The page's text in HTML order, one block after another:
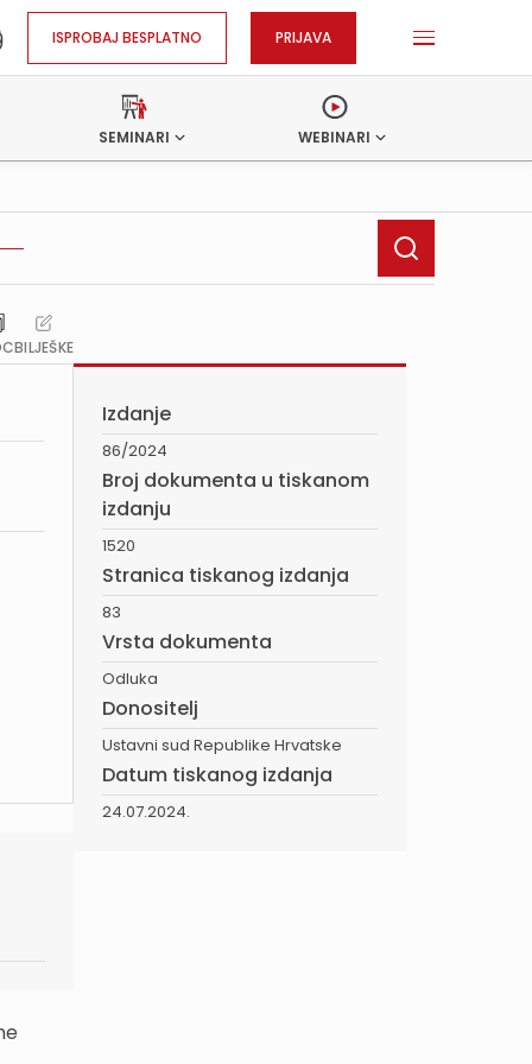
ISPROBAJ BESPLATNO PRIJAVA
SEMINARI WEBINARI
BILJEŠKE
Izdanje
86/2024
Broj dokumenta u tiskanom
izdanju
1520
Stranica tiskanog izdanja
83
Vrsta dokumenta
Odluka
Donositelj
Ustavni sud Republike Hrvatske
Datum tiskanog izdanja
24.07.2024.